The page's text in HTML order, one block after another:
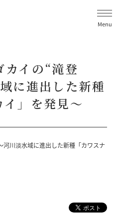
Menu
イの“滝登
に進出した新種
イ」を発見〜
川淡水域に進出した新種「カワスナ